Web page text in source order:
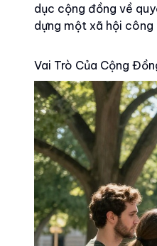
dục cộng đồng về
dựng một xã hội công
Vai Trò Của Cộng